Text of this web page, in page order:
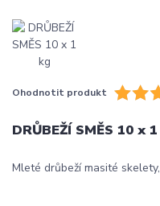
Ohodnotit produkt
DRŮBEŽÍ SMĚS 10 x
Mleté drůbeží masité